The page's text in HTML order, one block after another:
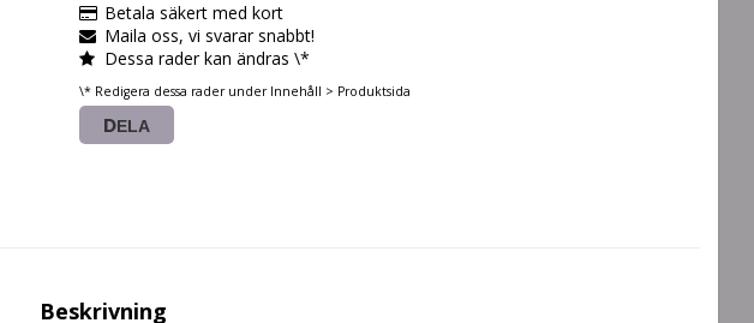
Betala säkert med kort
Maila oss, vi svarar snabbt!
Dessa rader kan ändras \*
\* Redigera dessa rader under Innehåll > Produktsida
DELA
Beskrivning